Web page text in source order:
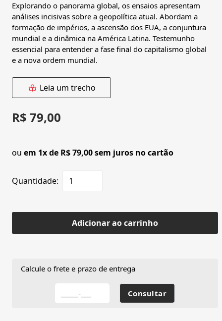
Explorando o panorama global, os ensaios apresentam
análises incisivas sobre a geopolítica atual. Abordam a
formação de impérios, a ascensão dos EUA, a conjuntura
mundial e a dinâmica na América Latina. Testemunho
essencial para entender a fase final do capitalismo global
e a nova ordem mundial.
Leia um trecho
R$ 79,00
ou em 1x de R$ 79,00 sem juros no cartão
Quantidade:
Adicionar ao carrinho
Calcule o frete e prazo de entrega